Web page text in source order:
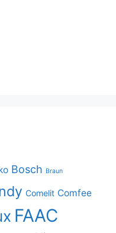
Bosch Braun
Comelit Comfee
FAAC